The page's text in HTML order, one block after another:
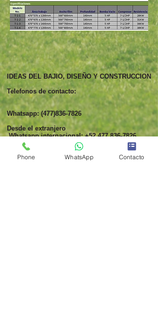
IDEAS DEL BAJIO, DISEÑO Y CONSTRUCCION
Telefonos de contacto:
Whatsapp:(477)836-7826
Desde el extranjero
Whatsapp internacional:+52 477 836-7826
Correo:
maquinariaparareciclaje@pm.me
Phone WhatsApp Contacto